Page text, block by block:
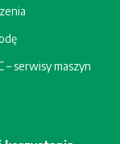
– serwisy maszyn